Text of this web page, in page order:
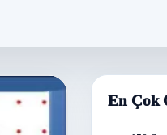
En Çok